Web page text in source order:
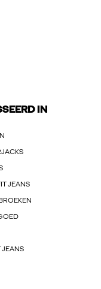
IN
JEANS
JEANS